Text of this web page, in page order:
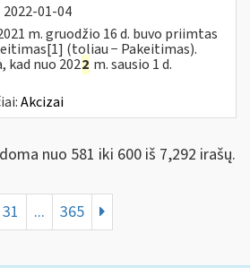
2022-01-04
m. gruodžio 16 d. buvo priimtas
(toliau − Pakeitimas).
nuo 2022 m. sausio 1 d.
Akcizai
nuo 581 iki 600 iš 7,292 irašų.
31 ... 365